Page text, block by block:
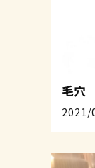
毛穴
2021/